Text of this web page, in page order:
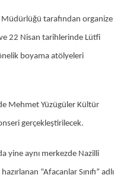
Müdürlüğü tarafından organize
22 Nisan tarihlerinde Lütfi
boyama atölyeleri
Mehmet Yüzügüler Kültür
gerçekleştirilecek.
yine aynı merkezde Nazilli
“Afacanlar Sınıfı” adlı